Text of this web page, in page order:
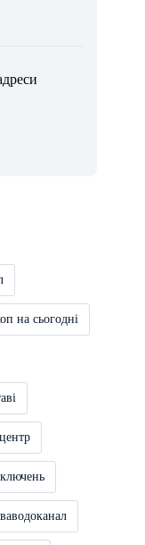
на сьогодні